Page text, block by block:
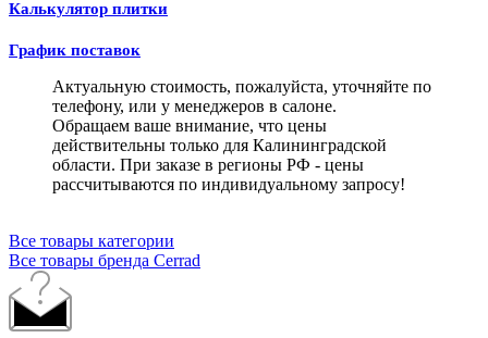
Калькулятор плитки
График поставок
Актуальную стоимость, пожалуйста, уточняйте по
телефону, или у менеджеров в салоне.
Обращаем ваше внимание, что цены
действительны только для Калининградской
области. При заказе в регионы РФ - цены
рассчитываются по индивидуальному запросу!
Все товары категории
Все товары бренда Cerrad